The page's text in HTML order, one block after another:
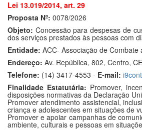
Lei 13.019/2014, art. 29
Proposta Nº: 0078/2026
Objeto: Concessão para despesas de
dos serviços prestados às pessoas com
Entidade: ACC- Associação de
Endereço: Av. República, 802, Centro,
Telefone: (14) 3417-4553 - E-mail:
Finalidade Estatutária: Promover,
disposições normativas da Declaração
Promover atendimento assistencial,
criança e adolescentes em situações de
Promover e apoiar campanhas de
ambiente, culturais e pessoas em